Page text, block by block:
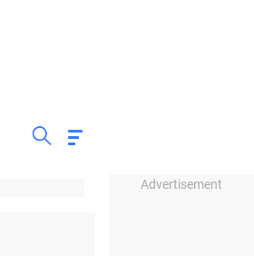
Advertisement